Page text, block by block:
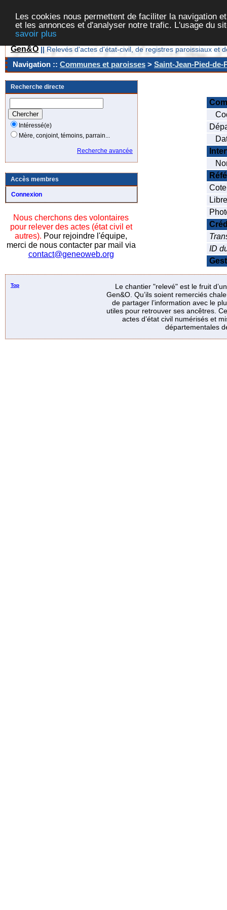
Les cookies nous permettent de faciliter la navigation
et les annonces et d'analyser notre trafic. L'usage du
savoir plus
Gen&O || Relevés d'actes d'état-civil, de registres paroissiaux et
Navigation :: Communes et paroisses > Saint-Jean-Pied-
Recherche directe
Intéressé(e)
Mère, conjoint, témoins, parrain...
Recherche avancée
Accès membres
Connexion
Nous cherchons des volontaires
pour relever des actes (état civil et
autres). Pour rejoindre l'équipe,
merci de nous contacter par mail via
contact@geneoweb.org
ID
Top
Le chantier "relevé" est le fruit
Gen&O. Qu’ils soient remerciés
de partager l’information avec le
utiles pour retrouver ses ancêtres.
actes d’état civil numérisés et
départementales